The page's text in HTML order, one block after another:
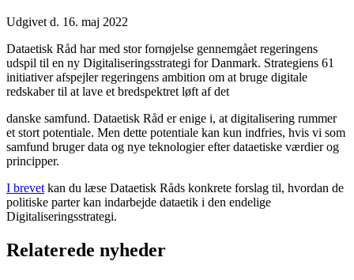
Udgivet d. 16. maj 2022
Dataetisk Råd har med stor fornøjelse gennemgået regeringens
udspil til en ny Digitaliseringsstrategi for Danmark. Strategiens 61
initiativer afspejler regeringens ambition om at bruge digitale
redskaber til at lave et bredspektret løft af det
danske samfund. Dataetisk Råd er enige i, at digitalisering rummer
et stort potentiale. Men dette potentiale kan kun indfries, hvis vi som
samfund bruger data og nye teknologier efter dataetiske værdier og
principper.
I brevetkan du læse Dataetisk Råds konkrete forslag til, hvordan de
politiske parter kan indarbejde dataetik i den endelige
Digitaliseringsstrategi.
Relaterede nyheder